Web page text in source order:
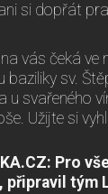
si dopřát
vás čeká
baziliky sv.
u svařeného
Užijte si
Pro
připravil tým